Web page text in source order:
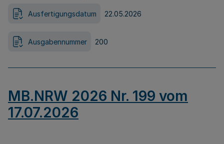
Ausfertigungsdatum 22.05.2026
Ausgabennummer 200
MB.NRW 2026 Nr. 199 vom
17.07.2026